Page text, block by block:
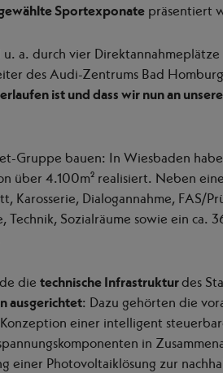
Sportexponate präsentiert
u. a. durch vier
des Audi-Zentrums Bad
ist und dass wir nun an
Gruppe bauen: In Wiesbaden
über 4.100m² realisiert. Neben
Karosserie, Dialogannahme, FAS/
Sozialräume sowie ein ca.
die technische Infrastrukturdes
ausgerichtet: Dazu gehörten die
einer intelligent
in
einer Photovoltaiklösung zur